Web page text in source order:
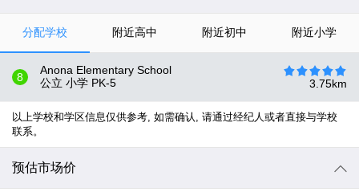
分配学校 附近高中 附近初中 附近小学
8
Anona Elementary School
公立 小学 PK-5 3.75km
以上学校和学区信息仅供参考, 如需确认, 请通过经纪人或者直接与学校
联系。
预估市场价